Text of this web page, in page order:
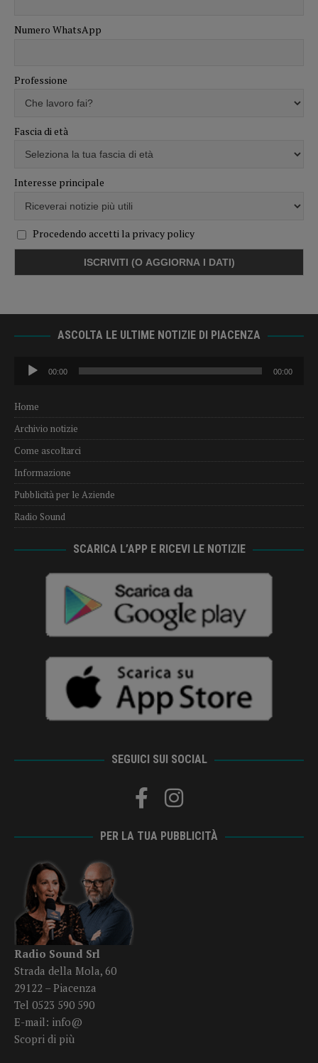
Numero WhatsApp
Professione
Fascia di età
Interesse principale
Procedendo accetti la privacy policy
ASCOLTA LE ULTIME NOTIZIE DI PIACENZA
Audio
Player
00:00 00:00
Home
Archivio notizie
Come ascoltarci
Informazione
Pubblicità per le Aziende
Radio Sound
SCARICA L’APP E RICEVI LE NOTIZIE
SEGUICI SUI SOCIAL
PER LA TUA PUBBLICITÀ
Radio Sound Srl
Strada della Mola, 60
29122 – Piacenza
Tel 0523 590 590
E-mail: info@
Scopri di più